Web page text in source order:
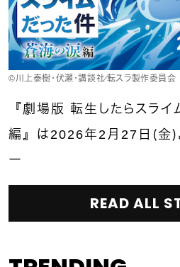
©川上泰樹・伏瀬・講談社／転スラ製作委員会
『劇場版 転生したらスラ
編』は2026年2月27日（金
ー
READ ALL